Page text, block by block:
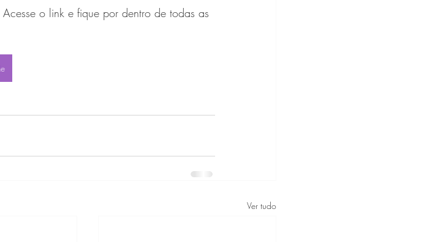
o link e fique por dentro de todas as
Ver tudo